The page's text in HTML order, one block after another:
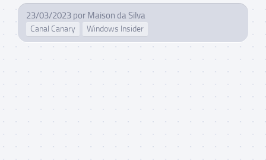
23/03/2023 por Maison da Silva
Canal Canary Windows Insider